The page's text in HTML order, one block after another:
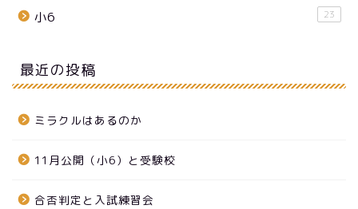
小6 23
最近の投稿
ミラクルはあるのか
11月公開（小6）と受験校
合否判定と入試練習会